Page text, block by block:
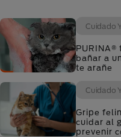
Cuidado
PURINA®
bañar a
te arañe
Cuidado
Gripe
cuidar al
prevenir